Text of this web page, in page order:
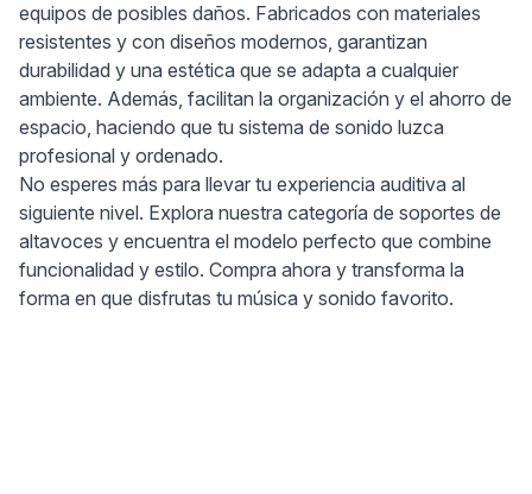
equipos de posibles daños. Fabricados con materiales
resistentes y con diseños modernos, garantizan
durabilidad y una estética que se adapta a cualquier
ambiente. Además, facilitan la organización y el ahorro de
espacio, haciendo que tu sistema de sonido luzca
profesional y ordenado.
No esperes más para llevar tu experiencia auditiva al
siguiente nivel. Explora nuestra categoría de soportes de
altavoces y encuentra el modelo perfecto que combine
funcionalidad y estilo. Compra ahora y transforma la
forma en que disfrutas tu música y sonido favorito.